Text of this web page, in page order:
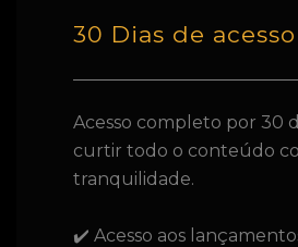
30 Dias de acesso
Acesso completo por 30
curtir todo o conteúdo
tranquilidade.
✔️ Acesso aos